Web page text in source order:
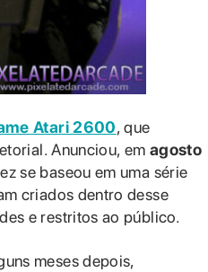
Atari 2600, que
Anunciou, em agosto
se baseou em uma série
criados dentro desse
e restritos ao público.
meses depois,